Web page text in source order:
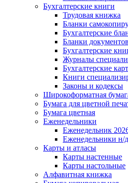
Бухгалтерские книги
Трудовая книжка
Бланки
Бухгалтерские
Бланки документов
Бухгалтерские
Журналы
Бухгалтерские
Книги
Законы и кодексы
Широкоформатная
Бумага для цветной
Бумага цветная
Еженедельники
Еженедельник
Еженедельники н/д
Карты и атласы
Карты настенные
Карты настольные
Алфавитная книжка